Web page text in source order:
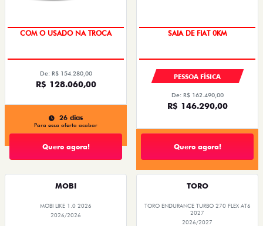
À PRONTA-ENTREGA
De: R$ 154.280,00
R$ 128.060,00
26 dias
Para essa oferta acabar
Quero agora!
OPORTUNIDADE
PESSOA FÍSICA
De: R$ 162.490,00
R$ 146.290,00
Quero agora!
MOBI
MOBI LIKE 1.0 2026
2026/2026
TORO
TORO ENDURANCE TURBO 270 FLEX AT6
2027
2026/2027